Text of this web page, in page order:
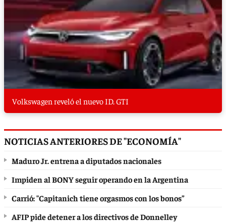
Volkswagen reveló el nuevo ID. GTI
NOTICIAS ANTERIORES DE "ECONOMÍA"
Maduro Jr. entrena a diputados nacionales
Impiden al BONY seguir operando en la Argentina
Carrió: "Capitanich tiene orgasmos con los bonos”
AFIP pide detener a los directivos de Donnelley